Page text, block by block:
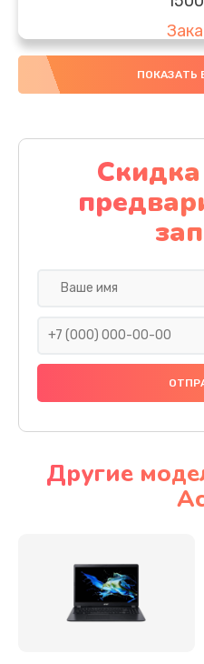
Замена
Чистка
Ремонт
Замена
ПОКАЗАТЬ
Другие